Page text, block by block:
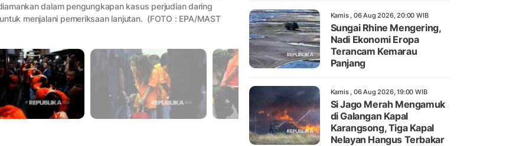
dalam pengungkapan kasus perjudian daring
menjalani pemeriksaan lanjutan. (FOTO : EPA/MAST
Kamis , 06 Aug 2026, 20:00 WIB
Sungai Rhine Mengering,
Nadi Ekonomi Eropa
Terancam Kemarau
Panjang
Kamis , 06 Aug 2026, 19:00 WIB
Si Jago Merah Mengamuk
di Galangan Kapal
Karangsong, Tiga Kapal
Nelayan Hangus Terbakar